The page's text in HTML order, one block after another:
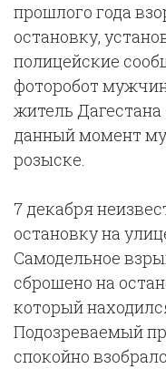
прошлого года
остановку,
полицейские
фоторобот
житель
данный момент
розыске.
7 декабря
остановку на
Самодельное
сброшено на
который
Подозреваемый
спокойно